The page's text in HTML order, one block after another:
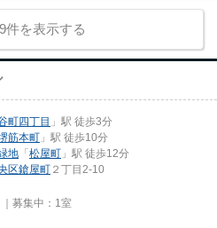
件を表示する
町四丁目 」駅 徒歩3分
筋本町 」駅 徒歩10分
地 「松屋町 」駅 徒歩12分
区鎗屋町 ２丁目2-10
募集中： 1室